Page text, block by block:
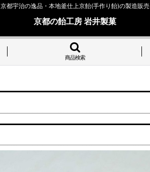
京都宇治の逸品・本地釜仕上京飴(手作り飴)の製造販売
京都の飴工房 岩井製菓
商品検索